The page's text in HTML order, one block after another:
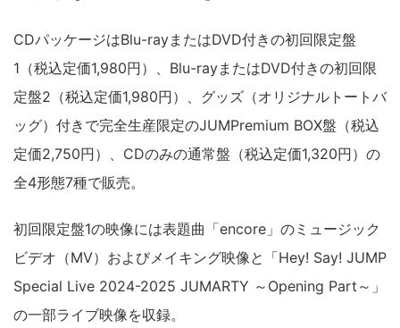
CDパッケージはBlu-rayまたはDVD付きの初回限定盤
1（税込定価1,980円）、Blu-rayまたはDVD付きの初回限
定盤2（税込定価1,980円）、グッズ（オリジナルトートバ
ッグ）付きで完全生産限定のJUMPremium BOX盤（税込
定価2,750円）、CDのみの通常盤（税込定価1,320円）の
全4形態7種で販売。
初回限定盤1の映像には表題曲「encore」のミュージック
ビデオ（MV）およびメイキング映像と「Hey! Say! JUMP
Special Live 2024-2025 JUMARTY ～Opening Part～」
の一部ライブ映像を収録。